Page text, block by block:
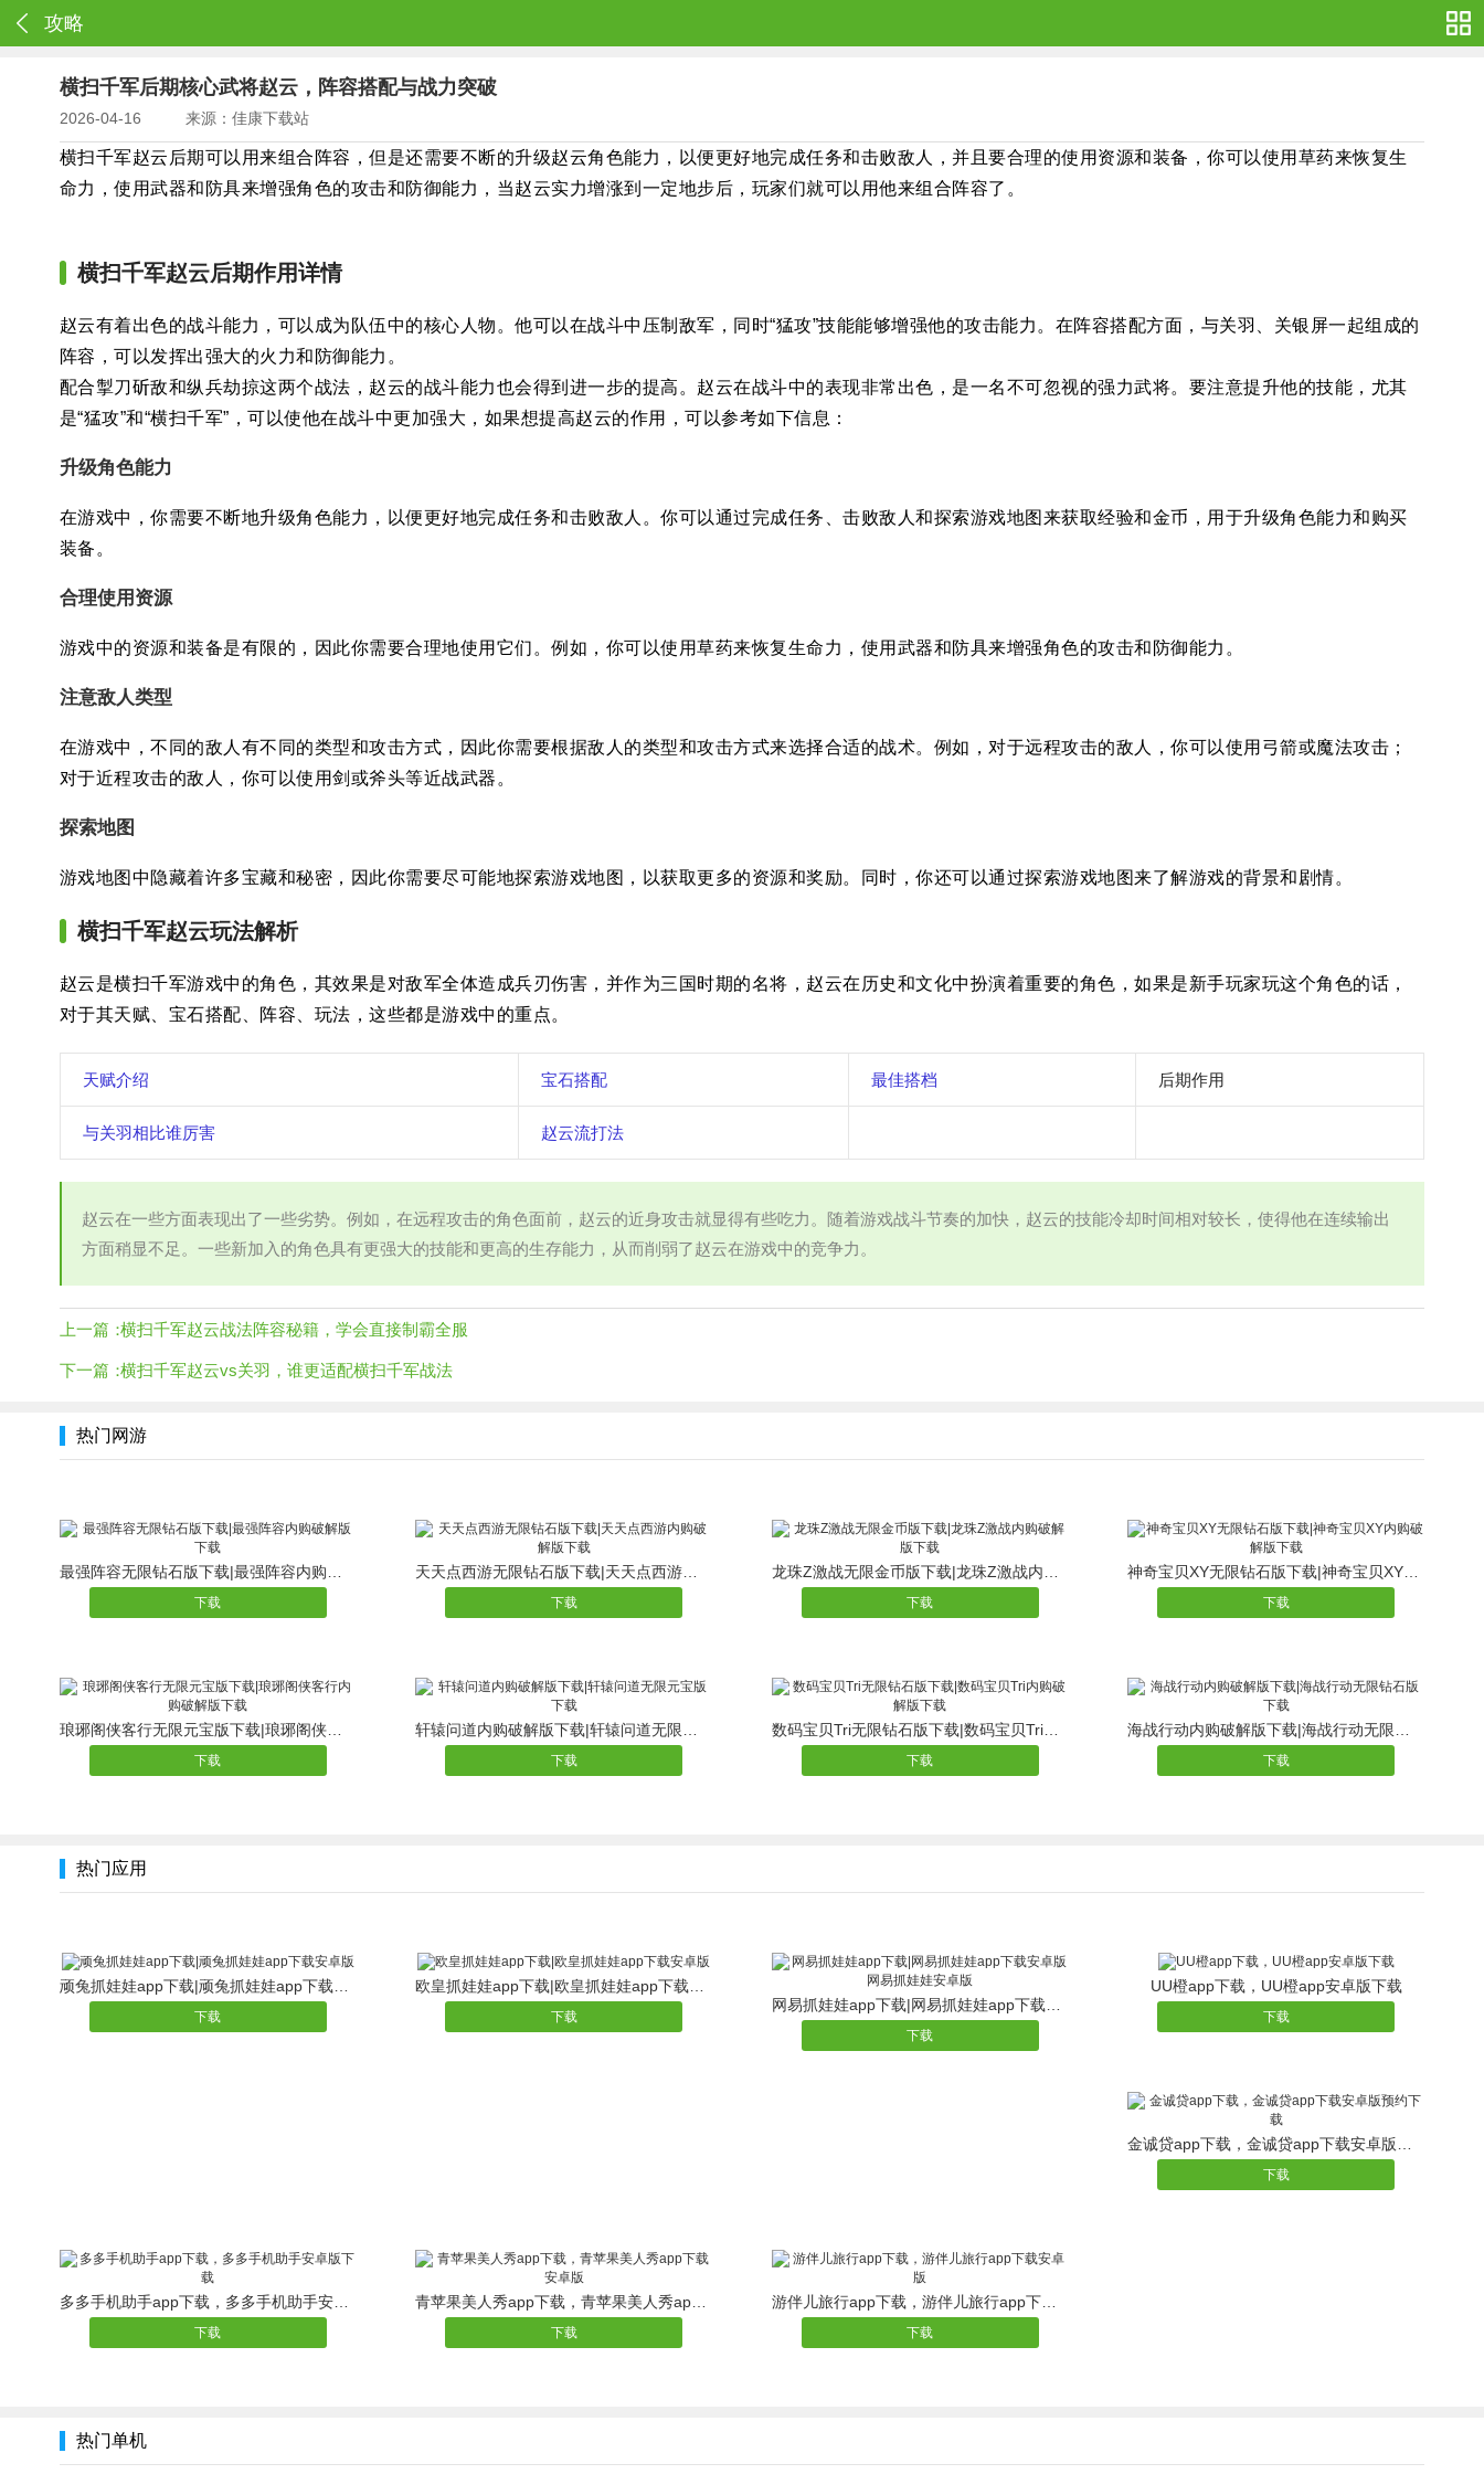
攻略
横扫千军后期核心武将赵云，阵容搭配与战力突破
2026-04-16 来源：佳康下载站
横扫千军赵云后期可以用来组合阵容，但是还需要不断的升级赵云角色能力，以便更好地完成任务和击败敌人，并且要合理的使用资源和装备，你可以使用草药来恢复生
命力，使用武器和防具来增强角色的攻击和防御能力，当赵云实力增涨到一定地步后，玩家们就可以用他来组合阵容了。
横扫千军赵云后期作用详情
赵云有着出色的战斗能力，可以成为队伍中的核心人物。他可以在战斗中压制敌军，同时“猛攻”技能能够增强他的攻击能力。在阵容搭配方面，与关羽、关银屏一起组成的
阵容，可以发挥出强大的火力和防御能力。
配合掣刀斫敌和纵兵劫掠这两个战法，赵云的战斗能力也会得到进一步的提高。赵云在战斗中的表现非常出色，是一名不可忽视的强力武将。要注意提升他的技能，尤其
是“猛攻”和“横扫千军”，可以使他在战斗中更加强大，如果想提高赵云的作用，可以参考如下信息：
升级角色能力
在游戏中，你需要不断地升级角色能力，以便更好地完成任务和击败敌人。你可以通过完成任务、击败敌人和探索游戏地图来获取经验和金币，用于升级角色能力和购买
装备。
合理使用资源
游戏中的资源和装备是有限的，因此你需要合理地使用它们。例如，你可以使用草药来恢复生命力，使用武器和防具来增强角色的攻击和防御能力。
注意敌人类型
在游戏中，不同的敌人有不同的类型和攻击方式，因此你需要根据敌人的类型和攻击方式来选择合适的战术。例如，对于远程攻击的敌人，你可以使用弓箭或魔法攻击；
对于近程攻击的敌人，你可以使用剑或斧头等近战武器。
探索地图
游戏地图中隐藏着许多宝藏和秘密，因此你需要尽可能地探索游戏地图，以获取更多的资源和奖励。同时，你还可以通过探索游戏地图来了解游戏的背景和剧情。
横扫千军赵云玩法解析
赵云是横扫千军游戏中的角色，其效果是对敌军全体造成兵刃伤害，并作为三国时期的名将，赵云在历史和文化中扮演着重要的角色，如果是新手玩家玩这个角色的话，
对于其天赋、宝石搭配、阵容、玩法，这些都是游戏中的重点。
天赋介绍 宝石搭配 最佳搭档 后期作用
与关羽相比谁厉害 赵云流打法
赵云在一些方面表现出了一些劣势。例如，在远程攻击的角色面前，赵云的近身攻击就显得有些吃力。随着游戏战斗节奏的加快，赵云的技能冷却时间相对较长，使得他在连续输出
方面稍显不足。一些新加入的角色具有更强大的技能和更高的生存能力，从而削弱了赵云在游戏中的竞争力。
上一篇：横扫千军赵云战法阵容秘籍，学会直接制霸全服
下一篇：横扫千军赵云vs关羽，谁更适配横扫千军战法
热门网游
下载 下载 下载 下载
琅琊阁侠客行无限元宝版下载|琅琊阁侠客行内购破解版下载
下载 下载
数码宝贝Tri无限钻石版下载|数码宝贝Tri内购破解版下载
下载 下载
热门应用
下载 下载
下载
UU橙app下载，UU橙app安卓版下载
下载
下载
多多手机助手app下载，多多手机助手安卓版下载
下载 下载
游伴儿旅行app下载，游伴儿旅行app下载安卓版
下载
热门单机